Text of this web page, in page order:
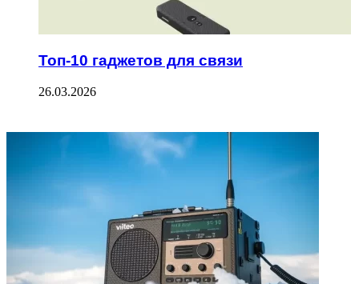
Топ-10 гаджетов для связи
26.03.2026